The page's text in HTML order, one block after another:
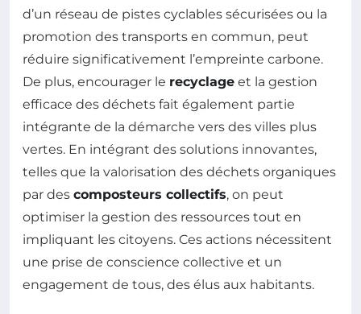
d’un réseau de pistes cyclables sécurisées ou la
promotion des transports en commun, peut
réduire significativement l’empreinte carbone.
De plus, encourager le recyclage et la gestion
efficace des déchets fait également partie
intégrante de la démarche vers des villes plus
vertes. En intégrant des solutions innovantes,
telles que la valorisation des déchets organiques
par des composteurs collectifs, on peut
optimiser la gestion des ressources tout en
impliquant les citoyens. Ces actions nécessitent
une prise de conscience collective et un
engagement de tous, des élus aux habitants.